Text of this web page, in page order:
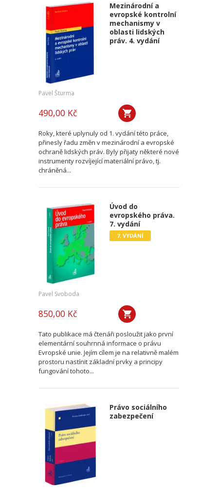
Mezinárodní a
evropské kontrolní
mechanismy v
oblasti lidských
práv. 4. vydání
Pavel Šturma
490,00 Kč
Roky, které uplynuly od 1. vydání této práce,
přinesly řadu změn v mezinárodní a evropské
ochraně lidských práv. Byly přijaty některé nové
instrumenty rozvíjející materiální právo, tj.
chráněná...
Úvod do
evropského práva.
7. vydání
7. VYDÁNÍ
Pavel Svoboda
850,00 Kč
Tato publikace má čtenáři posloužit jako první
elementární souhrnná informace o právu
Evropské unie. Jejím cílem je na relativně malém
prostoru nastínit základní prvky a principy
fungování tohoto...
Právo sociálního
zabezpečení